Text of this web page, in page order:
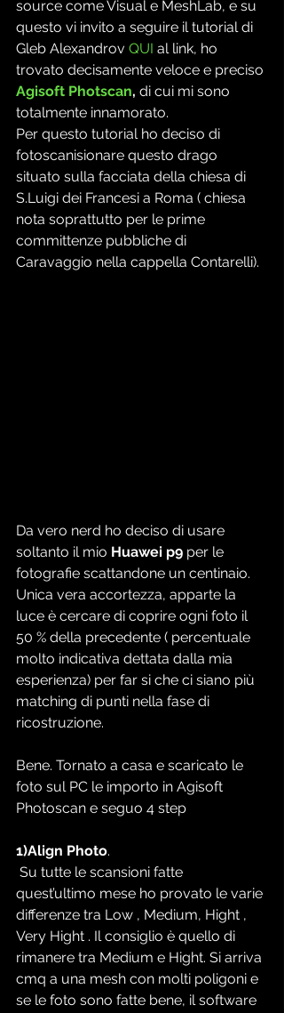
source come Visual e MeshLab, e su
questo vi invito a seguire il tutorial di
Gleb Alexandrov QUI al link, ho
trovato decisamente veloce e preciso
Agisoft Photscan, di cui mi sono
totalmente innamorato.
Per questo tutorial ho deciso di
fotoscanisionare questo drago
situato sulla facciata della chiesa di
S.Luigi dei Francesi a Roma ( chiesa
nota soprattutto per le prime
committenze pubbliche di
Caravaggio nella cappella Contarelli).
Da vero nerd ho deciso di usare
soltanto il mio Huawei p9 per le
fotografie scattandone un centinaio.
Unica vera accortezza, apparte la
luce è cercare di coprire ogni foto il
50 % della precedente ( percentuale
molto indicativa dettata dalla mia
esperienza) per far si che ci siano più
matching di punti nella fase di
ricostruzione.
Bene. Tornato a casa e scaricato le
foto sul PC le importo in Agisoft
Photoscan e seguo 4 step
1)Align Photo.
quest’ultimo mese ho provato le varie
differenze tra Low , Medium, Hight ,
Very Hight . Il consiglio è quello di
rimanere tra Medium e Hight. Si arriva
cmq a una mesh con molti poligoni e
se le foto sono fatte bene, il software